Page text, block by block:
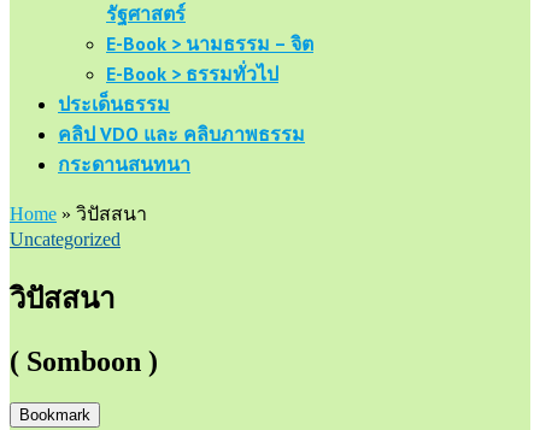
รัฐศาสตร์
E-Book > นามธรรม – จิต
E-Book > ธรรมทั่วไป
ประเด็นธรรม
คลิป VDO และ คลิบภาพธรรม
กระดานสนทนา
Home » วิปัสสนา
Uncategorized
วิปัสสนา
( Somboon )
Bookmark